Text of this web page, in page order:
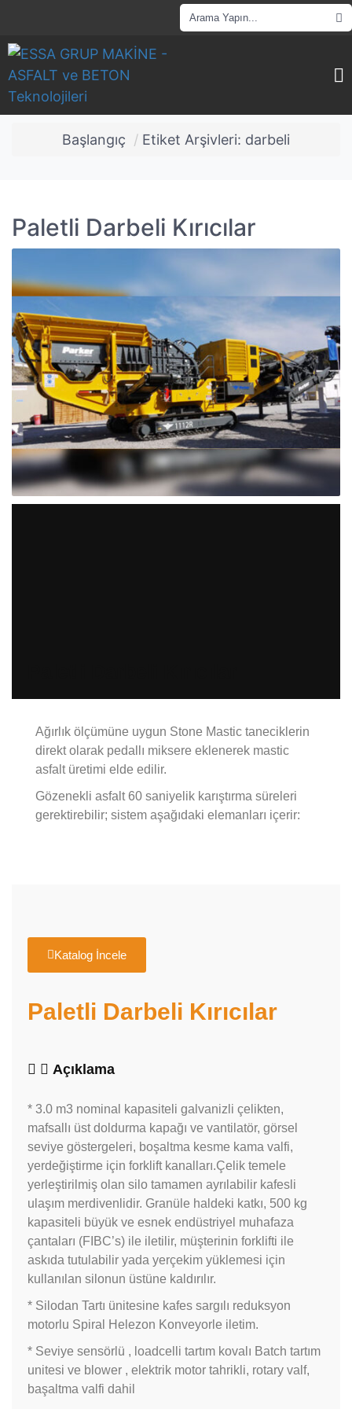
Başlangıç Etiket Arşivleri: darbeli
Paletli Darbeli Kırıcılar
Ağırlık ölçümüne uygun Stone Mastic taneciklerin
direkt olarak pedallı miksere eklenerek mastic
asfalt üretimi elde edilir.
Gözenekli asfalt 60 saniyelik karıştırma süreleri
gerektirebilir; sistem aşağıdaki elemanları içerir:
Katalog İncele
Paletli Darbeli Kırıcılar
Açıklama
* 3.0 m3 nominal kapasiteli galvanizli çelikten,
mafsallı üst doldurma kapağı ve vantilatör, görsel
seviye göstergeleri, boşaltma kesme kama valfi,
yerdeğiştirme için forklift kanalları.Çelik temele
yerleştirilmiş olan silo tamamen ayrılabilir kafesli
ulaşım merdivenlidir. Granüle haldeki katkı, 500 kg
kapasiteli büyük ve esnek endüstriyel muhafaza
çantaları (FIBC’s) ile iletilir, müşterinin forklifti ile
askıda tutulabilir yada yerçekim yüklemesi için
kullanılan silonun üstüne kaldırılır.
* Silodan Tartı ünitesine kafes sargılı reduksyon
motorlu Spiral Helezon Konveyorle iletim.
* Seviye sensörlü , loadcelli tartım kovalı Batch tartım
unitesi ve blower , elektrik motor tahrikli, rotary valf,
başaltma valfi dahil